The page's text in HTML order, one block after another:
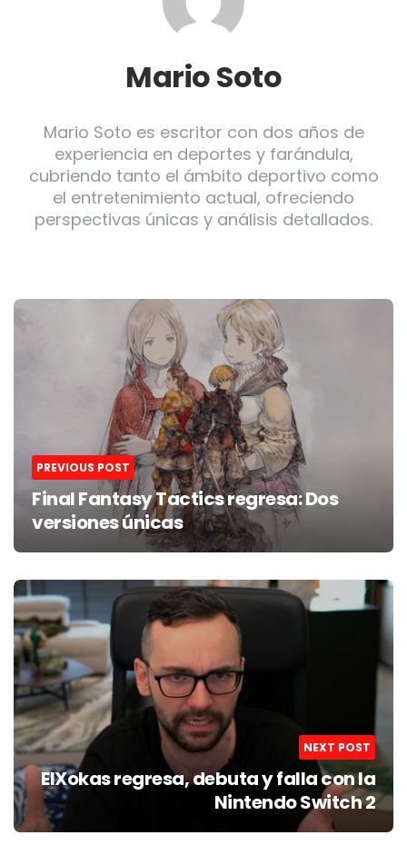
Mario Soto
Mario Soto es escritor con dos años de
experiencia en deportes y farándula,
cubriendo tanto el ámbito deportivo como
el entretenimiento actual, ofreciendo
perspectivas únicas y análisis detallados.
Post
navigation
PREVIOUS POST
Final Fantasy Tactics regresa: Dos
versiones únicas
NEXT POST
ElXokas regresa, debuta y falla con la
Nintendo Switch 2